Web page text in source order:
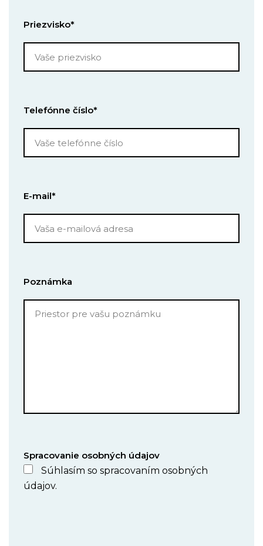
Priezvisko*
Telefónne číslo*
E-mail*
Poznámka
Spracovanie osobných údajov
Súhlasím so spracovaním osobných
údajov.